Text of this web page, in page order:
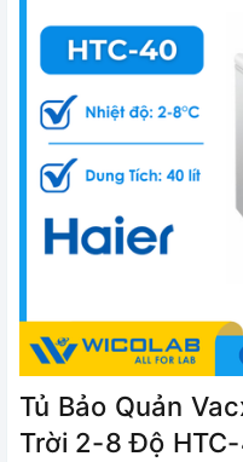
Tủ Bảo Quản
Trời 2-8 Độ